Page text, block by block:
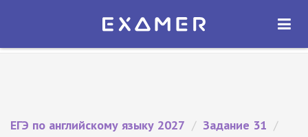
Экзамер — ЕГЭ 2027
ОТКРЫТЬ
ЕГЭ по английскому языку 2027 / Задание 31 /